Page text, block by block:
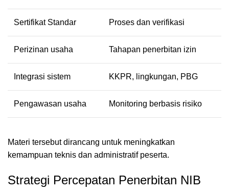
Sertifikat Standar Proses dan verifikasi
Perizinan usaha Tahapan penerbitan izin
Integrasi sistem KKPR, lingkungan, PBG
Pengawasan usaha Monitoring berbasis risiko
Materi tersebut dirancang untuk meningkatkan
kemampuan teknis dan administratif peserta.
Strategi Percepatan Penerbitan NIB